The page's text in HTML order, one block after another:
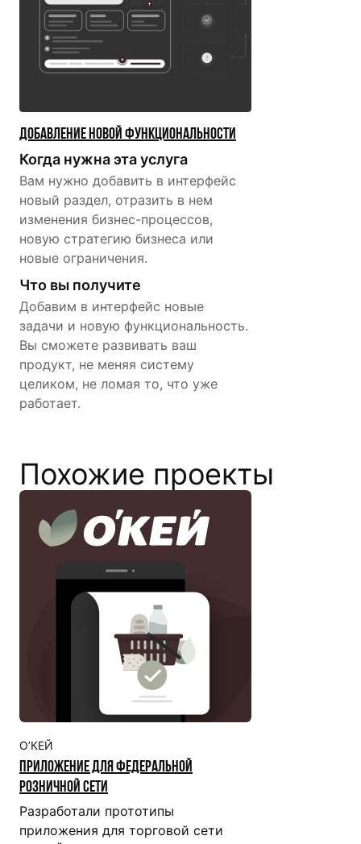
Добавление новой функцио­нальности
Когда нужна эта услуга
Вам нужно добавить в интерфейс
новый раздел, отразить в нем
изменения бизнес-процессов,
новую стратегию бизнеса или
новые ограничения.
Что вы получите
Добавим в интерфейс новые
задачи и новую функциональность.
Вы сможете развивать ваш
продукт, не меняя систему
целиком, не ломая то, что уже
работает.
Похожие проекты
О’КЕЙ
Приложение для федеральной
розничной сети
Разработали прототипы
приложения для торговой сети